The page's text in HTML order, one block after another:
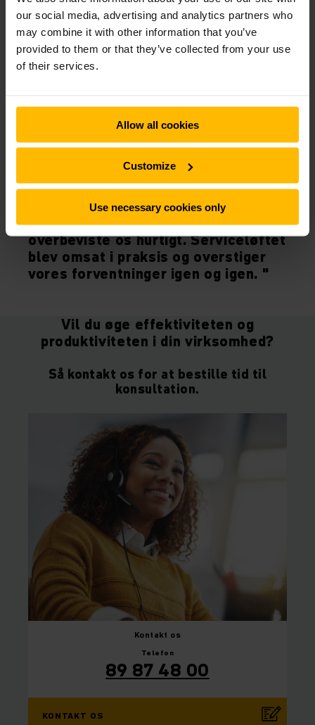
our social media, advertising and analytics partners who
may combine it with other information that you’ve
provided to them or that they’ve collected from your use
of their services.
Allow all cookies
Customize
Use necessary cookies only
MAXIMILIAN SCHEIDACKER
”Det fremragende samarbejde
overbeviste os hurtigt. Serviceløftet
blev omsat i praksis og overstiger
vores forventninger igen og igen. "
Vil du øge effektiviteten og
produktiviteten i din virksomhed?
Så kontakt os for at bestille tid til
konsultation.
Kontakt os
Telefon
89 87 48 00
KONTAKT OS